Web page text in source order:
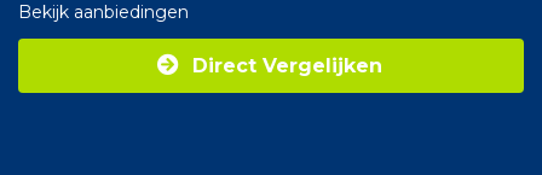
Bekijk aanbiedingen
Direct Vergelijken